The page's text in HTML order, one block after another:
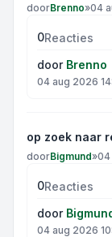
doorBrenno»04
0Reacties
door Brenno
04 aug 2026
op zoek naar
doorBigmund»04
0Reacties
door
04 aug 2026